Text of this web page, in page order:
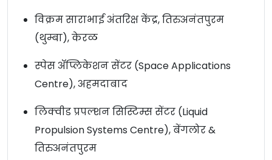
विक्रम साराभाई अंतरिक्ष केंद्र, तिरुअनंतपुरम
(थुम्बा), केरळ
स्पेस अ‍ॅप्लिकेशन सेंटर (Space Applications
Centre), अहमदाबाद
लिक्वीड प्रपल्शन सिस्टिम्स सेंटर (Liquid
Propulsion Systems Centre), बेंगलोर &
तिरुअनंतपुरम